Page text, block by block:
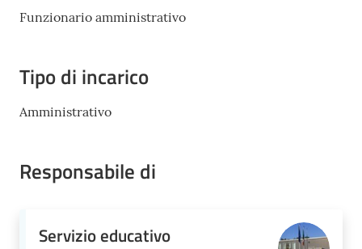
PNRR
e
Funzionario amministrativo
Tipo di incarico
Amministrativo
Responsabile di
Servizio educativo